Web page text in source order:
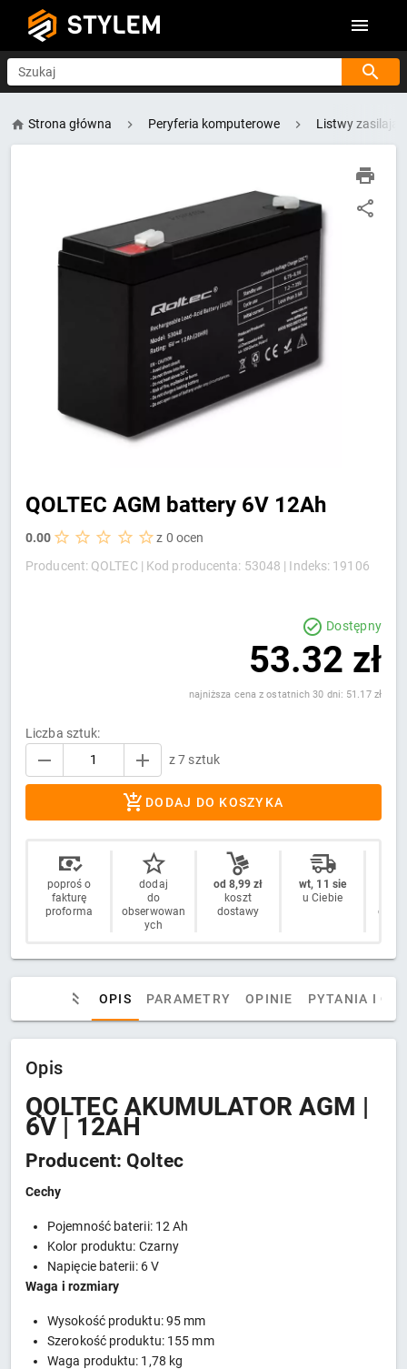
STYLEM
Szukaj
Strona główna Peryferia komputerowe Listwy
QOLTEC AGM battery 6V 12Ah
0.00
z 0 ocen
Producent: QOLTEC | Kod producenta: 53048 | Indeks: 19106
Dostępny
53.32 zł
najniższa cena z ostatnich 30 dni: 51.17 zł
Liczba sztuk:
z 7 sztuk
DODAJ DO KOSZYKA
poproś o
fakturę
proforma
dodaj
do
obserwowan
ych
od 8,99 zł
koszt
dostawy
wt, 11 sie
u Ciebie
OPIS PARAMETRY OPINIE PYTANIA I
Opis
QOLTEC AKUMULATOR AGM |
6V | 12AH
Producent: Qoltec
Cechy
Pojemność baterii: 12 Ah
Kolor produktu: Czarny
Napięcie baterii: 6 V
Waga i rozmiary
Wysokość produktu: 95 mm
Szerokość produktu: 155 mm
Waga produktu: 1,78 kg